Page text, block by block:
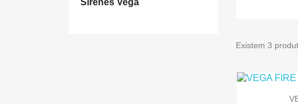
Existem 3